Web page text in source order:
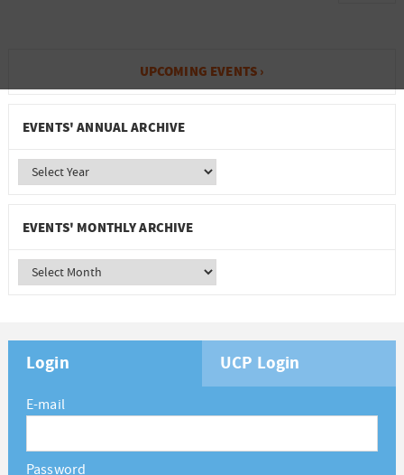
UPCOMING EVENTS ›
EVENTS' ANNUAL ARCHIVE
EVENTS' MONTHLY ARCHIVE
Login UCP Login
E-mail
Password